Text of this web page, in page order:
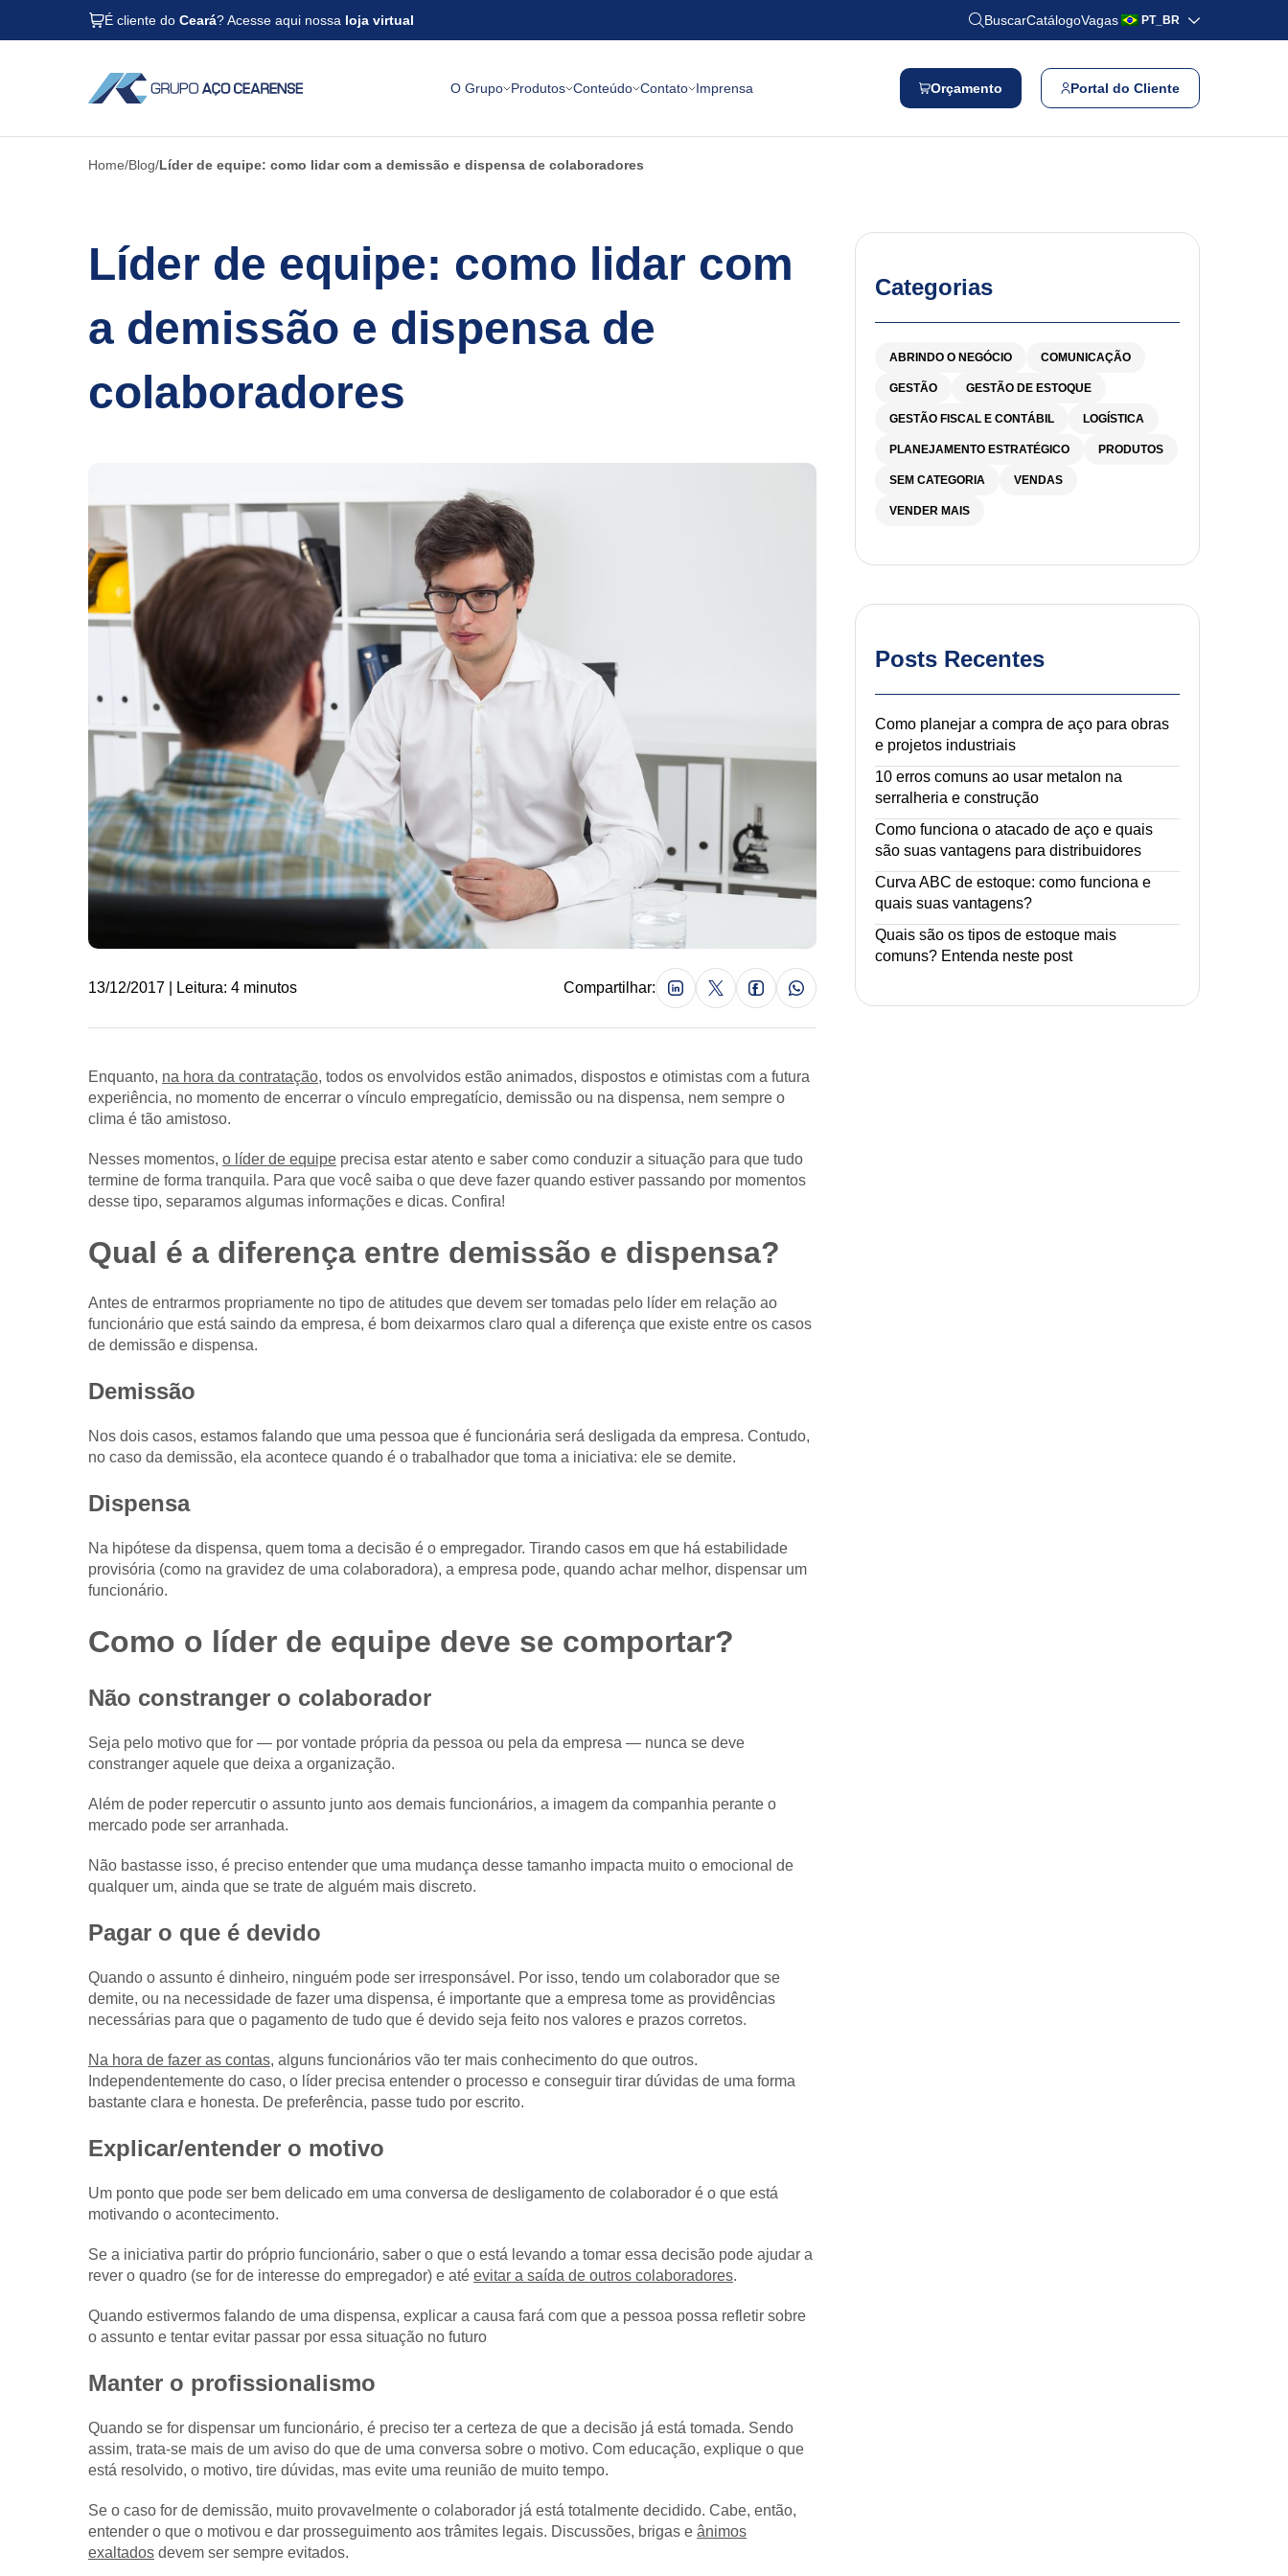
É cliente doCeará? Acesse aqui nossa loja virtual BuscarCatálogoVagas PT_BR
O Grupo Produtos Conteúdo Contato Imprensa Orçamento Portal do Cliente
Home Blog Líder de equipe: como lidar com a demissão e dispensa de colaboradores
Líder de equipe: como lidar com
a demissão e dispensa de
colaboradores
13/12/2017 | Leitura: 4 minutos Compartilhar:
Enquanto, na hora da contratação, todos os envolvidos estão animados, dispostos e otimistas com a futura
experiência, no momento de encerrar o vínculo empregatício, demissão ou na dispensa, nem sempre o
clima é tão amistoso.
Nesses momentos, o líder de equipe precisa estar atento e saber como conduzir a situação para que tudo
termine de forma tranquila. Para que você saiba o que deve fazer quando estiver passando por momentos
desse tipo, separamos algumas informações e dicas. Confira!
Qual é a diferença entre demissão e dispensa?
Antes de entrarmos propriamente no tipo de atitudes que devem ser tomadas pelo líder em relação ao
funcionário que está saindo da empresa, é bom deixarmos claro qual a diferença que existe entre os casos
de demissão e dispensa.
Demissão
Nos dois casos, estamos falando que uma pessoa que é funcionária será desligada da empresa. Contudo,
no caso da demissão, ela acontece quando é o trabalhador que toma a iniciativa: ele se demite.
Dispensa
Na hipótese da dispensa, quem toma a decisão é o empregador. Tirando casos em que há estabilidade
provisória (como na gravidez de uma colaboradora), a empresa pode, quando achar melhor, dispensar um
funcionário.
Como o líder de equipe deve se comportar?
Não constranger o colaborador
Seja pelo motivo que for — por vontade própria da pessoa ou pela da empresa — nunca se deve
constranger aquele que deixa a organização.
Além de poder repercutir o assunto junto aos demais funcionários, a imagem da companhia perante o
mercado pode ser arranhada.
Não bastasse isso, é preciso entender que uma mudança desse tamanho impacta muito o emocional de
qualquer um, ainda que se trate de alguém mais discreto.
Pagar o que é devido
Quando o assunto é dinheiro, ninguém pode ser irresponsável. Por isso, tendo um colaborador que se
demite, ou na necessidade de fazer uma dispensa, é importante que a empresa tome as providências
necessárias para que o pagamento de tudo que é devido seja feito nos valores e prazos corretos.
Na hora de fazer as contas, alguns funcionários vão ter mais conhecimento do que outros.
Independentemente do caso, o líder precisa entender o processo e conseguir tirar dúvidas de uma forma
bastante clara e honesta. De preferência, passe tudo por escrito.
Explicar/entender o motivo
Um ponto que pode ser bem delicado em uma conversa de desligamento de colaborador é o que está
motivando o acontecimento.
Se a iniciativa partir do próprio funcionário, saber o que o está levando a tomar essa decisão pode ajudar a
rever o quadro (se for de interesse do empregador) e até evitar a saída de outros colaboradores.
Quando estivermos falando de uma dispensa, explicar a causa fará com que a pessoa possa refletir sobre
o assunto e tentar evitar passar por essa situação no futuro
Manter o profissionalismo
Quando se for dispensar um funcionário, é preciso ter a certeza de que a decisão já está tomada. Sendo
assim, trata-se mais de um aviso do que de uma conversa sobre o motivo. Com educação, explique o que
está resolvido, o motivo, tire dúvidas, mas evite uma reunião de muito tempo.
Se o caso for de demissão, muito provavelmente o colaborador já está totalmente decidido. Cabe, então,
entender o que o motivou e dar prosseguimento aos trâmites legais. Discussões, brigas e ânimos
exaltados devem ser sempre evitados.
Categorias
ABRINDO O NEGÓCIO COMUNICAÇÃO
GESTÃO GESTÃO DE ESTOQUE
GESTÃO FISCAL E CONTÁBIL LOGÍSTICA
PLANEJAMENTO ESTRATÉGICO PRODUTOS
SEM CATEGORIA VENDAS
VENDER MAIS
Posts Recentes
Como planejar a compra de aço para obras
e projetos industriais
10 erros comuns ao usar metalon na
serralheria e construção
Como funciona o atacado de aço e quais
são suas vantagens para distribuidores
Curva ABC de estoque: como funciona e
quais suas vantagens?
Quais são os tipos de estoque mais
comuns? Entenda neste post